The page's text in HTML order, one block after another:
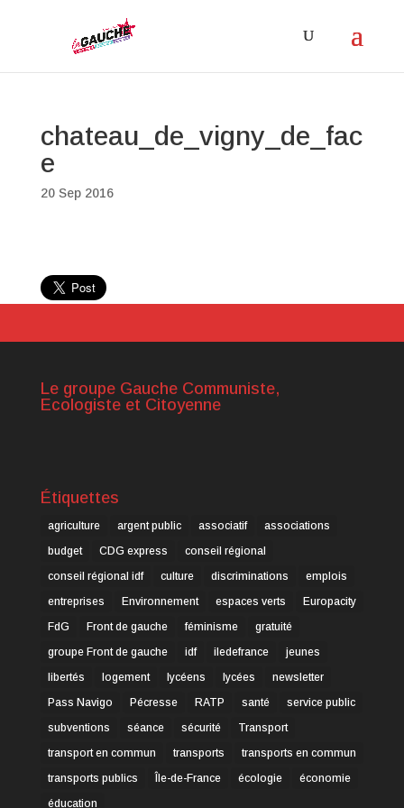
chateau_de_vigny_de_fac
e
20 Sep 2016
Le groupe Gauche Communiste,
Ecologiste et Citoyenne
Étiquettes
agriculture argent public associatif
associations
budget
CDG express
conseil régional
conseil régional idf
culture discriminations
emplois
entreprises
Environnement espaces verts
Europacity
FdG
Front de gauche féminisme
gratuité
groupe Front de gauche
idf iledefrance
jeunes
libertés
logement lycéens lycées
newsletter
Pass Navigo
Pécresse RATP santé
service public
subventions
séance sécurité
Transport
transport en commun
transports
transports en commun
transports publics
Île-de-France écologie
économie
éducation